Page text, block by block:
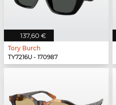
137,60 €
Tory Burch
TY7216U - 170987